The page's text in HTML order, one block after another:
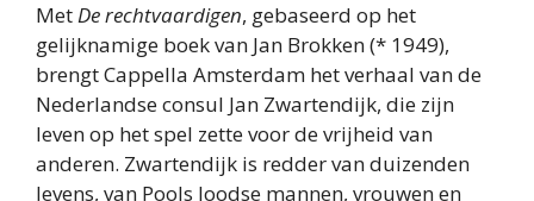
MetDe rechtvaardigen, gebaseerd op het
gelijknamige boek van Jan Brokken (* 1949),
brengt Cappella Amsterdam het verhaal van de
Nederlandse consul Jan Zwartendijk, die zijn
leven op het spel zette voor de vrijheid van
anderen. Zwartendijk is redder van duizenden
levens, van Pools Joodse mannen, vrouwen en